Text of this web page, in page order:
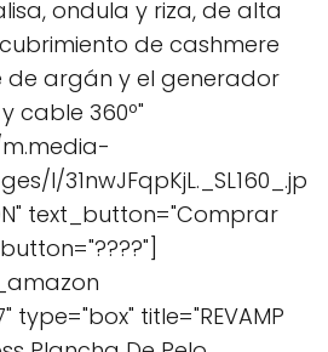
ondula y riza, de alta
de cashmere
de argán y el generador
cable 360º"
I/31nwJFqpKjL._SL160_.jp
text_button="Comprar
type="box" title="REVAMP